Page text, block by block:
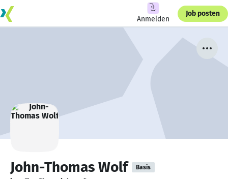
Anmelden
Job posten
John-Thomas Wolf Basis